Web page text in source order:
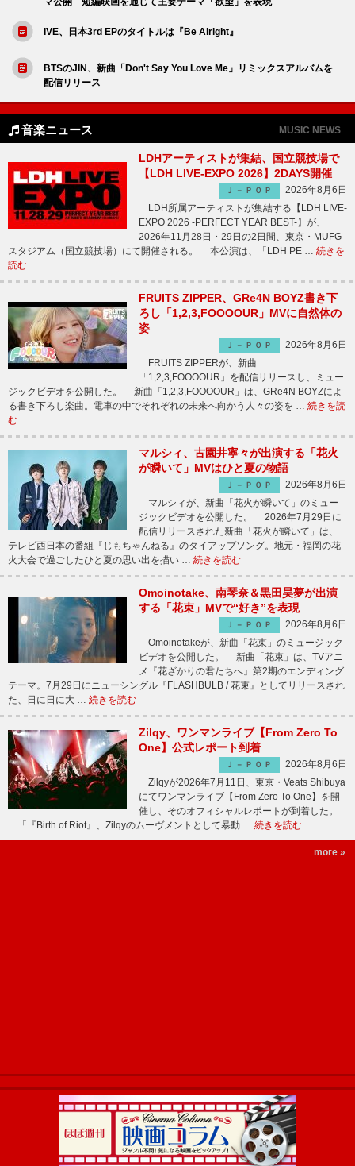
IVE、日本3rd EPのタイトルは『Be Alright』
BTSのJIN、新曲「Don't Say You Love Me」リミックスアルバムを
配信リリース
音楽ニュース MUSIC NEWS
LDHアーティストが集結、国立競技場で
【LDH LIVE-EXPO 2026】2DAYS開催
Ｊ－ＰＯＰ
2026年8月6日
LDH所属アーティストが集結する【LDH LIVE-
EXPO 2026 -PERFECT YEAR BEST-】が、
2026年11月28日・29日の2日間、東京・MUFG
スタジアム（国立競技場）にて開催される。 本公演は、「LDH PE … 続きを
読む
FRUITS ZIPPER、GRe4N BOYZ書き下
ろし「1,2,3,FOOOOUR」MVに自然体の
姿
Ｊ－ＰＯＰ
2026年8月6日
FRUITS ZIPPERが、新曲
「1,2,3,FOOOOUR」を配信リリースし、ミュー
ジックビデオを公開した。 新曲「1,2,3,FOOOOUR」は、GRe4N BOYZによ
る書き下ろし楽曲。電車の中でそれぞれの未来へ向かう人々の姿を … 続きを読
む
マルシィ、古園井寧々が出演する「花火
が瞬いて」MVはひと夏の物語
Ｊ－ＰＯＰ
2026年8月6日
マルシィが、新曲「花火が瞬いて」のミュー
ジックビデオを公開した。 2026年7月29日に
配信リリースされた新曲「花火が瞬いて」は、
テレビ西日本の番組『じもちゃんねる』のタイアップソング。地元・福岡の花
火大会で過ごしたひと夏の思い出を描い … 続きを読む
Omoinotake、南琴奈＆黒田昊夢が出演
する「花束」MVで“好き”を表現
Ｊ－ＰＯＰ
2026年8月6日
Omoinotakeが、新曲「花束」のミュージック
ビデオを公開した。 新曲「花束」は、TVアニ
メ『花ざかりの君たちへ』第2期のエンディング
テーマ。7月29日にニューシングル『FLASHBULB / 花束』としてリリースされ
た、日に日に大 … 続きを読む
Zilqy、ワンマンライブ【From Zero To
One】公式レポート到着
Ｊ－ＰＯＰ
2026年8月6日
Zilqyが2026年7月11日、東京・Veats Shibuya
にてワンマンライブ【From Zero To One】を開
催し、そのオフィシャルレポートが到着した。
「『Birth of Riot』、Zilqyのムーヴメントとして暴動 … 続きを読む
more »